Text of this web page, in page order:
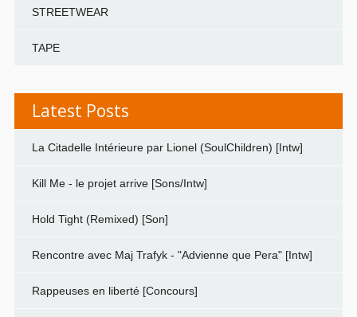
STREETWEAR
TAPE
Latest Posts
La Citadelle Intérieure par Lionel (SoulChildren) [Intw]
Kill Me - le projet arrive [Sons/Intw]
Hold Tight (Remixed) [Son]
Rencontre avec Maj Trafyk - "Advienne que Pera" [Intw]
Rappeuses en liberté [Concours]